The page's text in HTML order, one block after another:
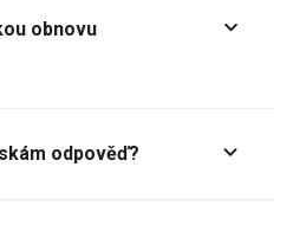
obnovu
odpověď?